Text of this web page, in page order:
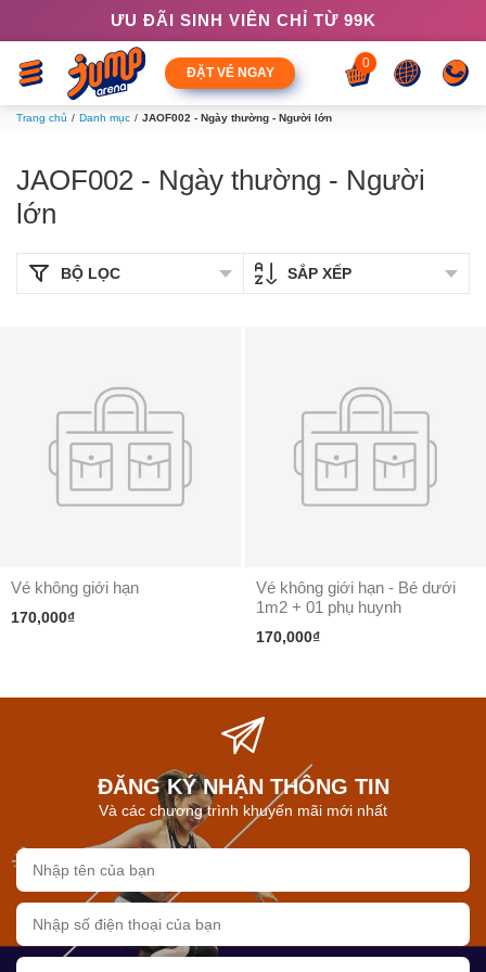
ƯU ĐÃI SINH VIÊN CHỈ TỪ 99K
ĐẶT VÉ NGAY
0
Trang chủ Danh mục JAOF002 - Ngày thường - Người lớn
JAOF002 - Ngày thường - Người
lớn
BỘ LỌC SẮP XẾP
Vé không giới hạn
170,000₫
Vé không giới hạn - Bé dưới
1m2 + 01 phụ huynh
170,000₫
ĐĂNG KÝ NHẬN THÔNG TIN
Và các chương trình khuyến mãi mới nhất